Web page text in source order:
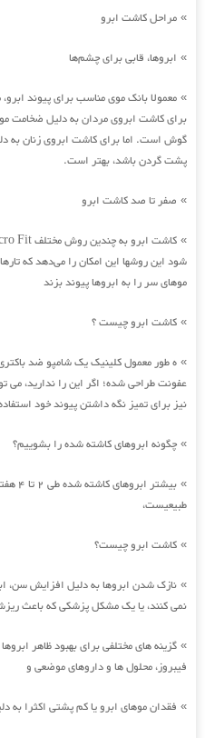
» مراحل کاشت ابرو
» ابروها، قابی برای چشم‌ها
» معمولا بانک موی مناسب برای پیوند
برای کاشت ابروی مردان به دلیل ضخامت
گوش است. اما برای کاشت ابروی زنان به
پشت گردن باشد، بهتر است.
» صفر تا صد کاشت ابرو
»
شود این روشها این امکان را می‌دهد که
موهای سر را به ابروها پیوند بزند
» کاشت ابرو چیست ؟
» ه طور معمول کلینیک یک شامپو ضد
عفونت طراحی شده؛ اگر این را ندارید، می
نیز برای تمیز نگه داشتن پیوند خود
» چگونه ابروهای کاشته شده را بشوییم؟
»
طبیعیست،
» کاشت ابرو چیست؟
» نازک شدن ابروها به دلیل افزایش سن،
نمی کنند، یا یک مشکل پزشکی که باعث
» گزینه های مختلفی برای بهبود ظاهر
فیبروز، محلول ها و داروهای موضعی و
» فقدان موهای ابرو یا کم پشتی اکثرا به